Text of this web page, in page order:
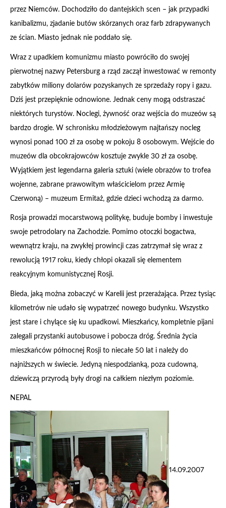
przez Niemców. Dochodziło do dantejskich scen – jak przypadki
kanibalizmu, zjadanie butów skórzanych oraz farb zdrapywanych
ze ścian. Miasto jednak nie poddało się.
Wraz z upadkiem komunizmu miasto powróciło do swojej
pierwotnej nazwy Petersburg a rząd zaczął inwestować w remonty
zabytków miliony dolarów pozyskanych ze sprzedaży ropy i gazu.
Dziś jest przepięknie odnowione. Jednak ceny mogą odstraszać
niektórych turystów. Noclegi, żywność oraz wejścia do muzeów są
bardzo drogie. W schronisku młodzieżowym najtańszy nocleg
wynosi ponad 100 zł za osobę w pokoju 8 osobowym. Wejście do
muzeów dla obcokrajowców kosztuje zwykle 30 zł za osobę.
Wyjątkiem jest legendarna galeria sztuki (wiele obrazów to trofea
wojenne, zabrane prawowitym właścicielom przez Armię
Czerwoną) – muzeum Ermitaż, gdzie dzieci wchodzą za darmo.
Rosja prowadzi mocarstwową politykę, buduje bomby i inwestuje
swoje petrodolary na Zachodzie. Pomimo otoczki bogactwa,
wewnątrz kraju, na zwykłej prowincji czas zatrzymał się wraz z
rewolucją 1917 roku, kiedy chłopi okazali się elementem
reakcyjnym komunistycznej Rosji.
Bieda, jaką można zobaczyć w Karelii jest przerażająca. Przez tysiąc
kilometrów nie udało się wypatrzeć nowego budynku. Wszystko
jest stare i chylące się ku upadkowi. Mieszkańcy, kompletnie pijani
zalegali przystanki autobusowe i pobocza dróg. Średnia życia
mieszkańców północnej Rosji to niecałe 50 lat i należy do
najniższych w świecie. Jedyną niespodzianką, poza cudowną,
dziewiczą przyrodą były drogi na całkiem niezłym poziomie.
NEPAL
14.09.2007